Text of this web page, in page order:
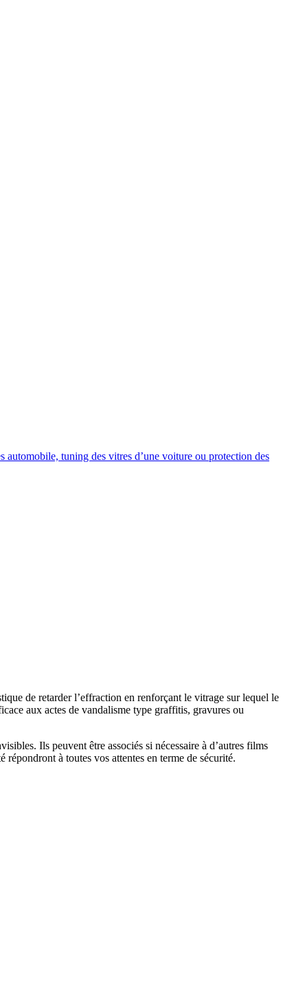
automobile, tuning des vitres d’une voiture ou protection des
de retarder l’effraction en renforçant le vitrage sur lequel le
aux actes de vandalisme type graffitis, gravures ou
Ils peuvent être associés si nécessaire à d’autres films
à toutes vos attentes en terme de sécurité.